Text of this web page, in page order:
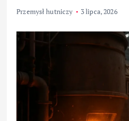
Przemysł hutniczy 3 lipca, 2026